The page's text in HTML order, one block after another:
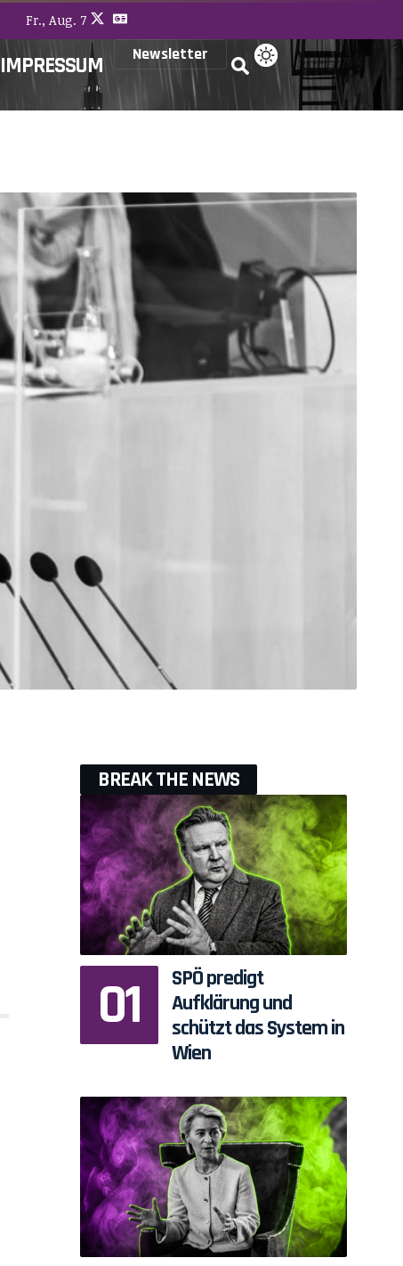
Fr., Aug. 7
IMPRESSUM Newsletter
BREAK THE NEWS
SPÖ predigt
Aufklärung und
schützt das System in
Wien